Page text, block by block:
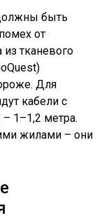
быть
от
тканевого
Для
кабели с
1–1,2 метра.
жилами – они